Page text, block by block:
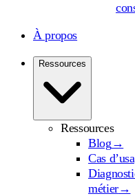
À propos
Ressources
Ressources
Blog →
Cas
métier→